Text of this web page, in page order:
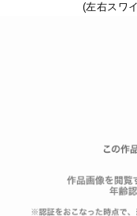
(左右スワ